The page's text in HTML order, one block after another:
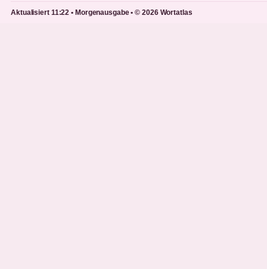
Aktualisiert 11:22 • Morgenausgabe • © 2026 Wortatlas